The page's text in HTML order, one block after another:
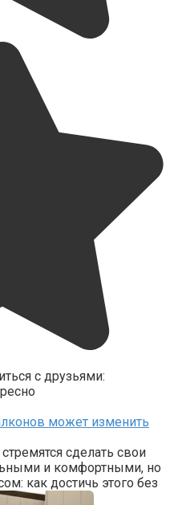
с друзьями:
может изменить
сделать свои
и комфортными, но
как достичь этого без